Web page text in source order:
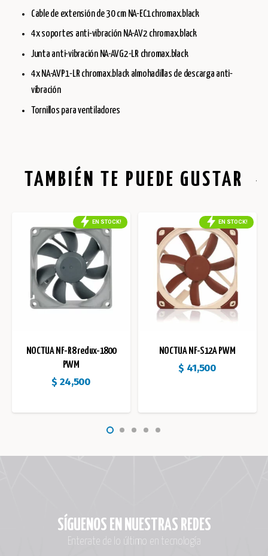
Cable de extensión de 30 cm NA-EC1chromax.black
4x soportes anti-vibración NA-AV2 chromax.black
Junta anti-vibración NA-AVG2-LR chromax.black
4x NA-AVP1-LR chromax.black almohadillas de descarga anti-
vibración
Tornillos para ventiladores
TAMBIÉN TE PUEDE GUSTAR
EN STOCK!
NOCTUA NF-R8 redux-1800
PWM
$ 24,500
EN STOCK!
NOCTUA NF-S12A PWM
$ 41,500
SÍGUENOS EN NUESTRAS REDES
Enterate de lo último en tecnología